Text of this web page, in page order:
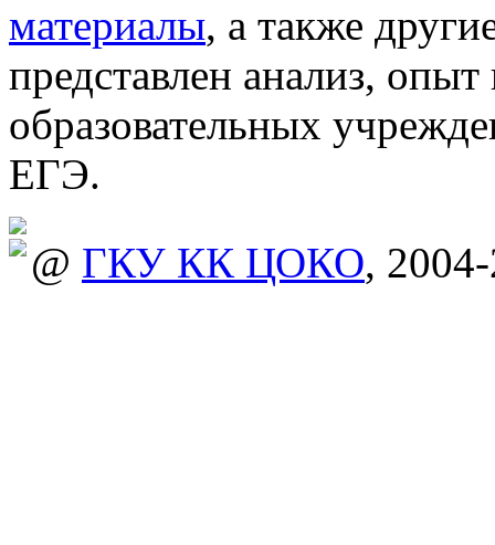
материалы, а также
представлен анализ,
образовательных
ЕГЭ.
@ ГКУ КК ЦОКО,